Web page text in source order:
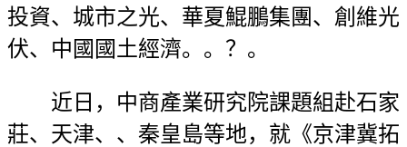
投資、城市之光、華夏鯤鵬集團、創維光
伏、中國國土經濟。。？。
近日，中商產業研究院課題組赴石家
莊、天津、、秦皇島等地，就《京津冀拓